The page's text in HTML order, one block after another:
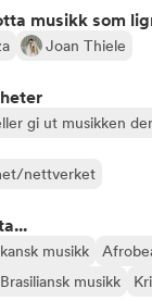
musikk som
Joan Thiele
gi ut musikken
nettverket
musikk
Brasiliansk musikk